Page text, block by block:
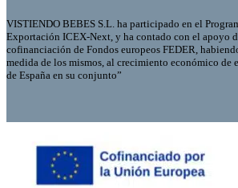
VISTIENDO BEBES S.L. ha participado en el
Exportación ICEX-Next, y ha contado con el apoyo
cofinanciación de Fondos europeos FEDER,
medida de los mismos, al crecimiento económico de
de España en su conjunto”